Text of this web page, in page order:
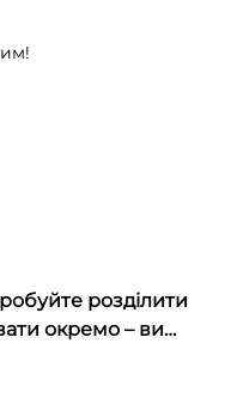
розділити
окремо – ви